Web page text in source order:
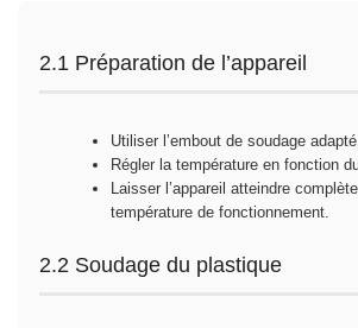
2.1 Préparation de l’appareil
Utiliser l’embout de soudage
Régler la température en fonction
Laisser l’appareil atteindre
température de fonctionnement.
2.2 Soudage du plastique